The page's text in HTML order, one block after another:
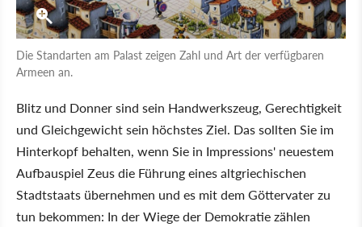
Die Standarten am Palast zeigen Zahl und Art der verfügbaren
Armeen an.
Blitz und Donner sind sein Handwerkszeug, Gerechtigkeit
und Gleichgewicht sein höchstes Ziel. Das sollten Sie im
Hinterkopf behalten, wenn Sie in Impressions' neuestem
Aufbauspiel Zeus die Führung eines altgriechischen
Stadtstaats übernehmen und es mit dem Göttervater zu
tun bekommen: In der Wiege der Demokratie zählen